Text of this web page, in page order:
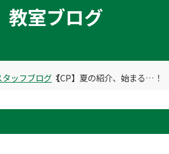
教室ブログ
ッフブログ 【CP】夏の紹介、始まる…！